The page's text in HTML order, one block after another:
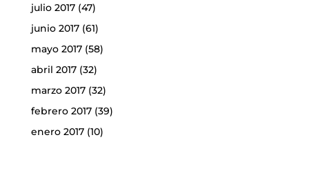
julio 2017(47)
junio 2017(61)
mayo 2017(58)
abril 2017(32)
marzo 2017(32)
febrero 2017(39)
enero 2017(10)